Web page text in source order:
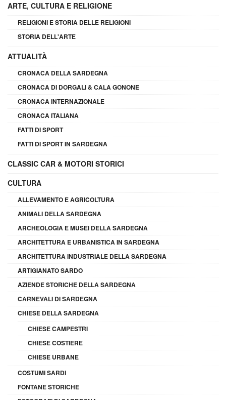
ARTE, CULTURA E RELIGIONE
RELIGIONI E STORIA DELLE RELIGIONI
STORIA DELL'ARTE
ATTUALITÀ
CRONACA DELLA SARDEGNA
CRONACA DI DORGALI & CALA GONONE
CRONACA INTERNAZIONALE
CRONACA ITALIANA
FATTI DI SPORT
FATTI DI SPORT IN SARDEGNA
CLASSIC CAR & MOTORI STORICI
CULTURA
ALLEVAMENTO E AGRICOLTURA
ANIMALI DELLA SARDEGNA
ARCHEOLOGIA E MUSEI DELLA SARDEGNA
ARCHITETTURA E URBANISTICA IN SARDEGNA
ARCHITETTURA INDUSTRIALE DELLA SARDEGNA
ARTIGIANATO SARDO
AZIENDE STORICHE DELLA SARDEGNA
CARNEVALI DI SARDEGNA
CHIESE DELLA SARDEGNA
CHIESE CAMPESTRI
CHIESE COSTIERE
CHIESE URBANE
COSTUMI SARDI
FONTANE STORICHE